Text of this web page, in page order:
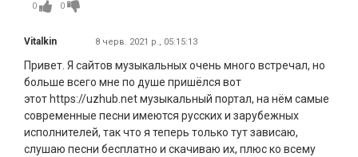
0 0
Vitalkin 8 черв. 2021 р., 05:15:13
Привет. Я сайтов музыкальных очень много встречал, но
больше всего мне по душе пришёлся вот
этот https://uzhub.net музыкальный портал, на нём самые
современные песни имеются русских и зарубежных
исполнителей, так что я теперь только тут зависаю,
слушаю песни бесплатно и скачиваю их, плюс ко всему